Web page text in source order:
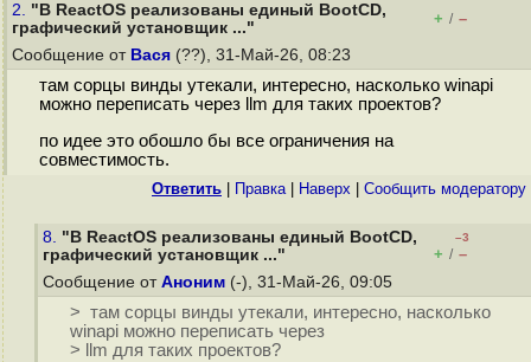
2. "В ReactOS реализованы единый BootCD,
графический установщик ..."
+ / –
Сообщение от Вася (??), 31-Май-26, 08:23
там сорцы винды утекали, интересно, насколько winapi
можно переписать через llm для таких проектов?
по идее это обошло бы все ограничения на
совместимость.
Ответить Правка| Наверх Cообщить модератору
8. "В ReactOS реализованы единый BootCD,
графический установщик ..."
–3
+ / –
Сообщение от Аноним (-), 31-Май-26, 09:05
> там сорцы винды утекали, интересно, насколько
winapi можно переписать через
> llm для таких проектов?